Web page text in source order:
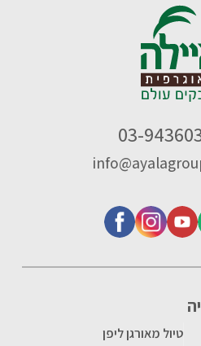
טיול מאורגן ליפן
03-